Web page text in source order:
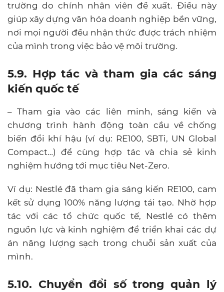
trường do chính nhân viên đề xuất. Điều này
giúp xây dựng văn hóa doanh nghiệp bền vững,
nơi mọi người đều nhận thức được trách nhiệm
của mình trong việc bảo vệ môi trường.
5.9. Hợp tác và tham gia các sáng
kiến quốc tế
– Tham gia vào các liên minh, sáng kiến và
chương trình hành động toàn cầu về chống
biến đổi khí hậu (ví dụ: RE100, SBTi, UN Global
Compact…) để cùng hợp tác và chia sẻ kinh
nghiệm hướng tới mục tiêu Net-Zero.
Ví dụ: Nestlé đã tham gia sáng kiến RE100, cam
kết sử dụng 100% năng lượng tái tạo. Nhờ hợp
tác với các tổ chức quốc tế, Nestlé có thêm
nguồn lực và kinh nghiệm để triển khai các dự
án năng lượng sạch trong chuỗi sản xuất của
mình.
5.10. Chuyển đổi số trong quản lý